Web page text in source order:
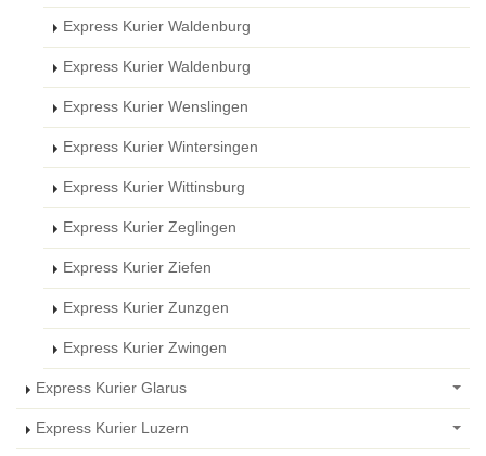
Express Kurier Waldenburg
Express Kurier Waldenburg
Express Kurier Wenslingen
Express Kurier Wintersingen
Express Kurier Wittinsburg
Express Kurier Zeglingen
Express Kurier Ziefen
Express Kurier Zunzgen
Express Kurier Zwingen
Express Kurier Glarus
Express Kurier Luzern